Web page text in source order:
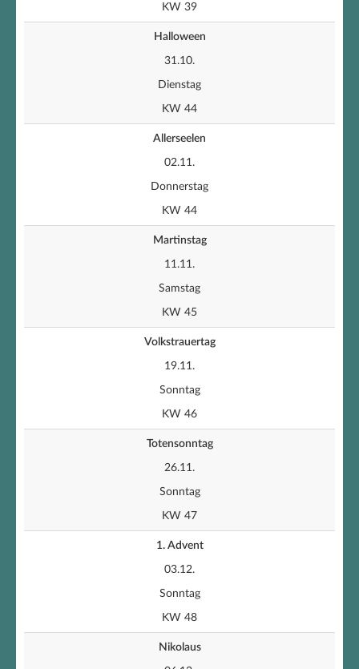
KW 39
Halloween
31.10.
Dienstag
KW 44
Allerseelen
02.11.
Donnerstag
KW 44
Martinstag
11.11.
Samstag
KW 45
Volkstrauertag
19.11.
Sonntag
KW 46
Totensonntag
26.11.
Sonntag
KW 47
1. Advent
03.12.
Sonntag
KW 48
Nikolaus